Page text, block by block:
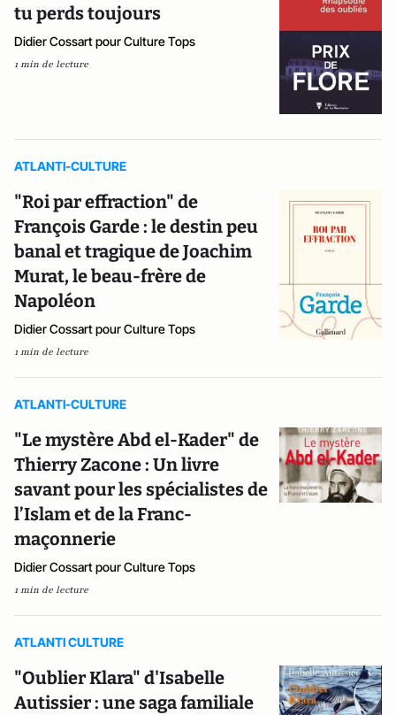
tu perds toujours
Didier Cossart pour Culture Tops
1 min de lecture
ATLANTI-CULTURE
"Roi par effraction" de
François Garde : le destin peu
banal et tragique de Joachim
Murat, le beau-frère de
Napoléon
Didier Cossart pour Culture Tops
1 min de lecture
ATLANTI-CULTURE
"Le mystère Abd el-Kader" de
Thierry Zacone : Un livre
savant pour les spécialistes de
l’Islam et de la Franc-
maçonnerie
Didier Cossart pour Culture Tops
1 min de lecture
ATLANTI CULTURE
"Oublier Klara" d'Isabelle
Autissier : une saga familiale